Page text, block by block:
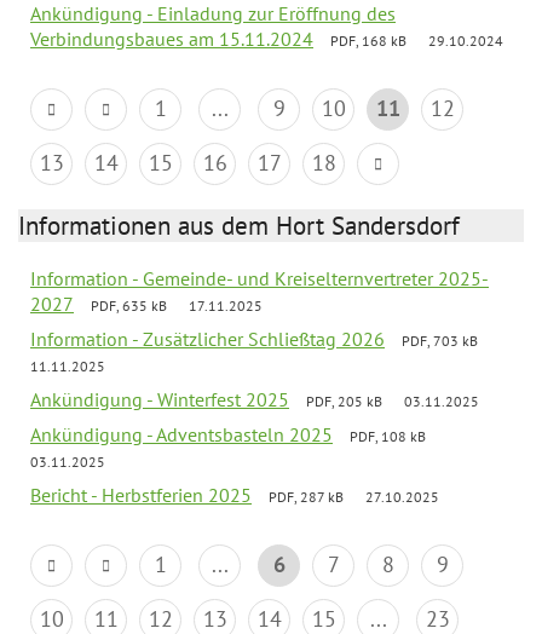
Ankündigung - Einladung zur Eröffnung des
Verbindungsbaues am 15.11.2024
PDF, 168 kB 29.10.2024
1 ... 9 10 11
12
13
14 15 16 17 18
Informationen aus dem Hort Sandersdorf
Information - Gemeinde- und Kreiselternvertreter 2025-
2027
PDF, 635 kB 17.11.2025
Information - Zusätzlicher Schließtag 2026
PDF, 703 kB
11.11.2025
Ankündigung - Winterfest 2025 PDF, 205 kB 03.11.2025
Ankündigung - Adventsbasteln 2025
PDF, 108 kB
03.11.2025
Bericht - Herbstferien 2025 PDF, 287 kB 27.10.2025
1 ... 6 7 8
9
10
11 12 13 14 15 ... 23